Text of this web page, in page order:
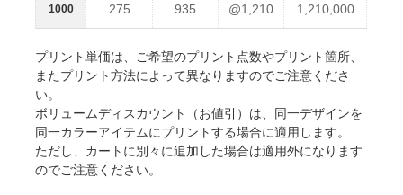
1000 275 935 @1,210 1,210,000
プリント単価は、ご希望のプリント点数やプリント箇所、
またプリント方法によって異なりますのでご注意くださ
い。
ボリュームディスカウント（お値引）は、同一デザインを
同一カラーアイテムにプリントする場合に適用します。
ただし、カートに別々に追加した場合は適用外になります
のでご注意ください。